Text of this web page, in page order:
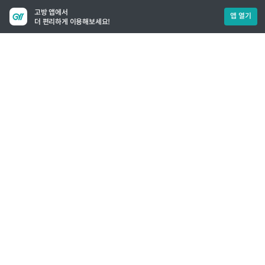
고방 앱에서
더 편리하게 이용해보세요!
앱 열기